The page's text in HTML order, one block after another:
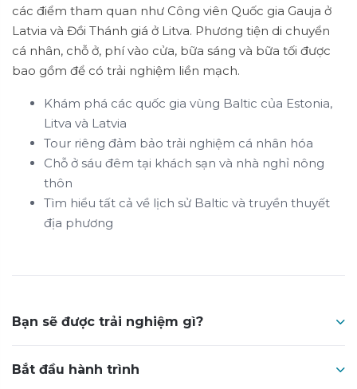
các điểm tham quan như Công viên Quốc gia Gauja ở
Latvia và Đồi Thánh giá ở Litva. Phương tiện di chuyển
cá nhân, chỗ ở, phí vào cửa, bữa sáng và bữa tối được
bao gồm để có trải nghiệm liền mạch.
Khám phá các quốc gia vùng Baltic của Estonia,
Litva và Latvia
Tour riêng đảm bảo trải nghiệm cá nhân hóa
Chỗ ở sáu đêm tại khách sạn và nhà nghỉ nông
thôn
Tìm hiểu tất cả về lịch sử Baltic và truyền thuyết
địa phương
Bạn sẽ được trải nghiệm gì?
Bắt đầu hành trình